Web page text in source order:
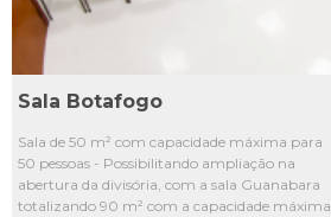
Sala Botafogo
Sala de 50 m² com capacidade máxima para
50 pessoas - Possibilitando ampliação na
abertura da divisória, com a sala Guanabara
totalizando 90 m² com a capacidade máxima